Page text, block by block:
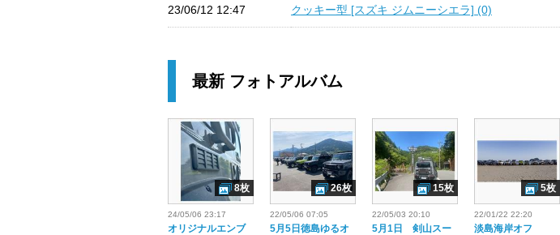
23/06/12 12:47 クッキー型 [スズキ ジムニーシエラ] (0)
最新 フォトアルバム
24/05/06 23:17
オリジナルエンブ
8枚
22/05/06 07:05
5月5日徳島ゆるオ
26枚
22/05/03 20:10
5月1日 剣山スー
15枚
22/01/22 22:20
淡島海岸オフ
5枚